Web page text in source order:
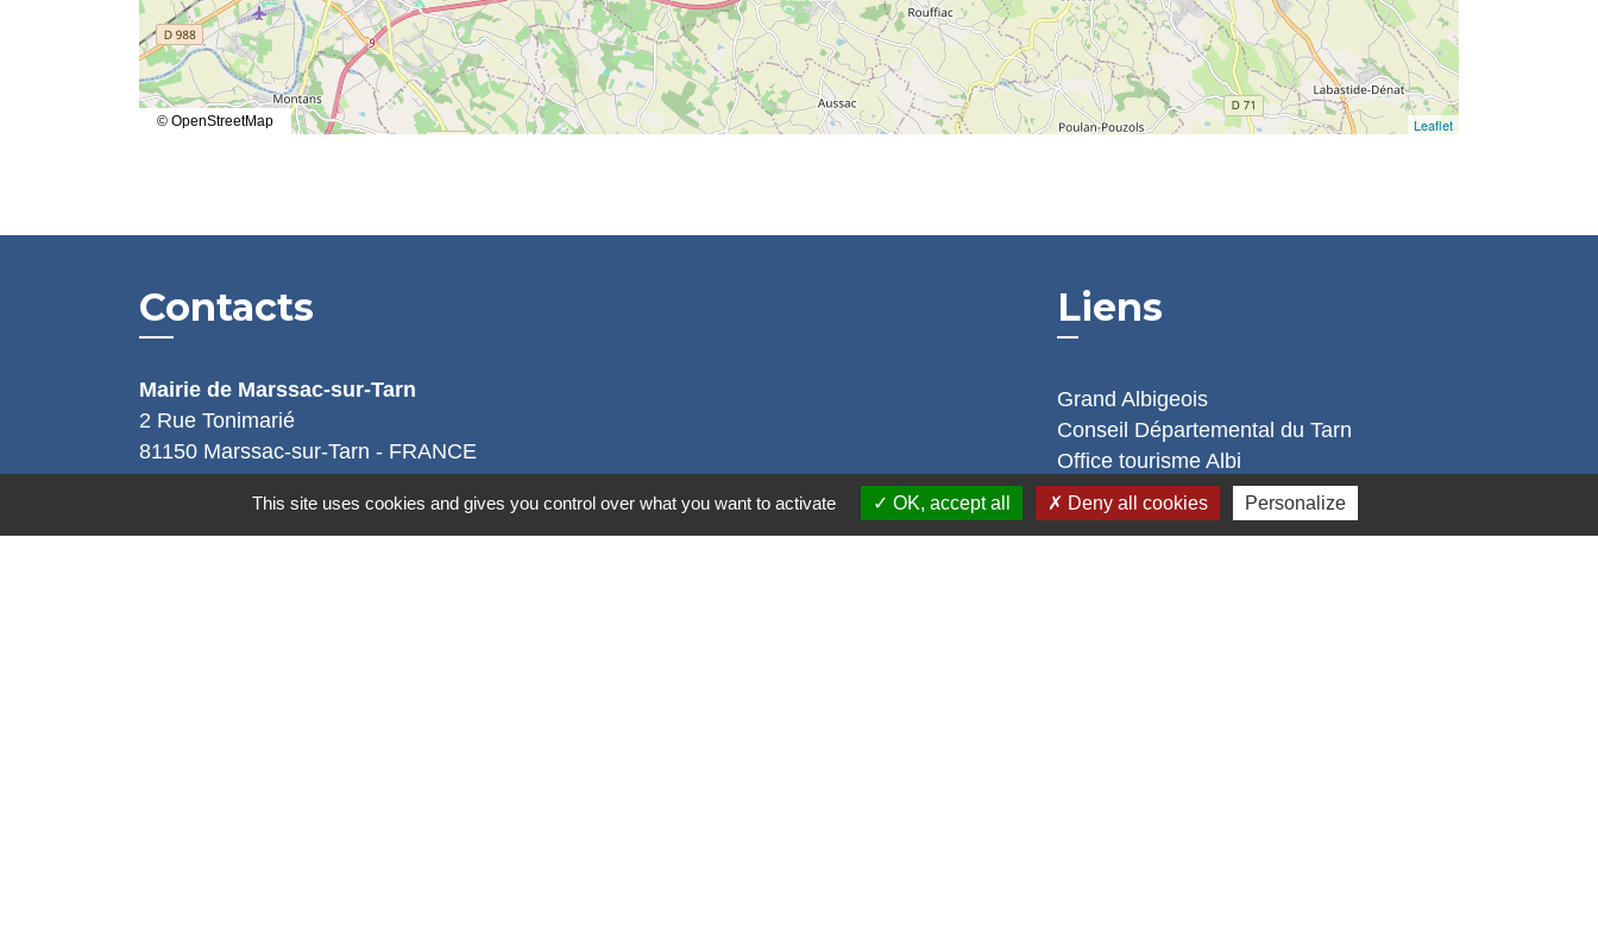
Leaflet
© OpenStreetMap
Contacts
Mairie de Marssac-sur-Tarn
2 Rue Tonimarié
81150 Marssac-sur-Tarn - FRANCE
accueil@marssac-sur-tarn.fr
Liens
Grand Albigeois
Conseil Départemental du Tarn
Office tourisme Albi
Comité Départemental Tourisme
This site uses cookies and gives you control over what you want to activate OK, accept all Deny all cookies Personalize